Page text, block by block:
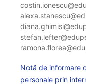
Notă de informare
personale prin